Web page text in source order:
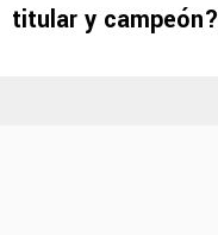
titular y campeón?